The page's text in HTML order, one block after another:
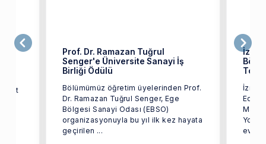
Prof. Dr. Ramazan Tuğrul
Senger'e Üniversite Sanayi İş
Birliği Ödülü
Bölümümüz öğretim üyelerinden Prof.
Dr. Ramazan Tuğrul Senger, Ege
Bölgesi Sanayi Odası (EBSO)
organizasyonuyla bu yıl ilk kez hayata
geçirilen ...
İzmir
İzmir
ev